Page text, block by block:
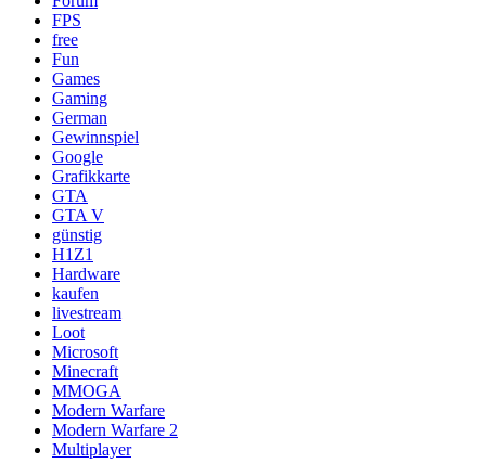
FPS
free
Fun
Games
Gaming
German
Gewinnspiel
Google
Grafikkarte
GTA
GTA V
günstig
H1Z1
Hardware
kaufen
livestream
Loot
Microsoft
Minecraft
MMOGA
Modern Warfare
Modern Warfare 2
Multiplayer